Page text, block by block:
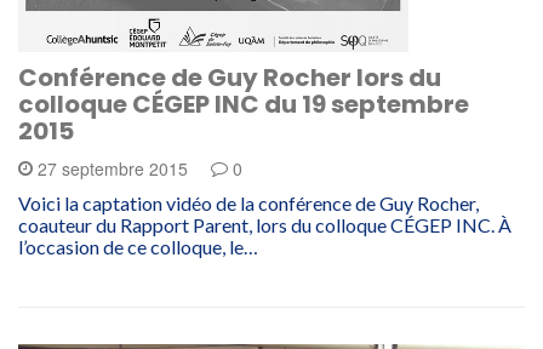
Conférence de Guy Rocher lors du
colloque CÉGEP INC du 19 septembre
2015
27 septembre 2015 0
Voici la captation vidéo de la conférence de Guy Rocher,
coauteur du Rapport Parent, lors du colloque CÉGEP INC. À
l’occasion de ce colloque, le…